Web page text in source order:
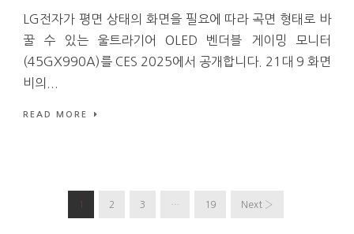
LG전자가 평면 상태의 화면을 필요에 따라 곡면 형태로 바
꿀 수 있는 울트라기어 OLED 벤더블 게이밍 모니터
(45GX990A)를 CES 2025에서 공개합니다. 21대 9 화면
비의...
READ MORE
1 2 3 … 19 Next ›